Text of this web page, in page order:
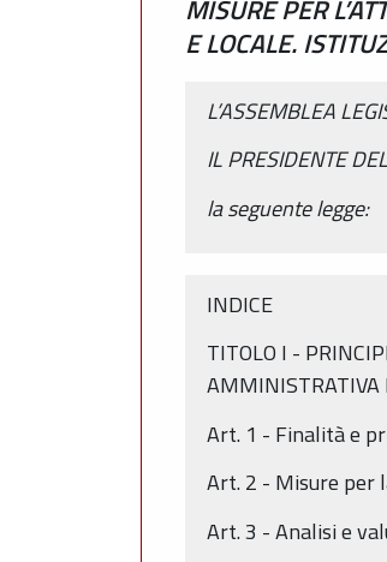
MISURE PER
E LOCALE.
L’ASSEMBLEA
IL PRESIDENTE
la seguente legge:
INDICE
TITOLO I -
AMMINISTRATIVA
Art. 1 - Finalità e
Art. 2 - Misure per
Art. 3 - Analisi e